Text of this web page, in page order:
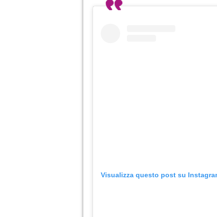
Visualizza questo post su